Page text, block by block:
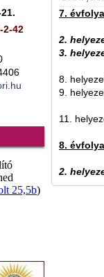
2-42
7.
2.
3.
8.
9.
11.
8.
2.